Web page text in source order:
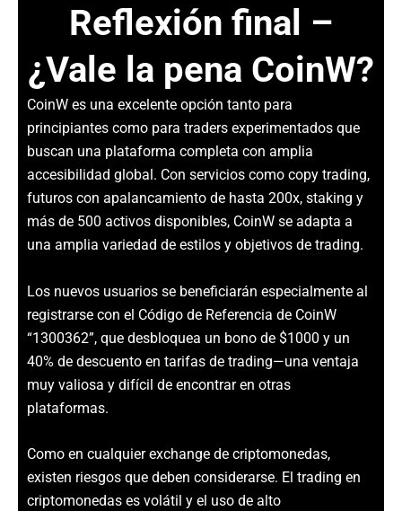
Reflexión final –
¿Vale la pena CoinW?
CoinW es una excelente opción tanto para
principiantes como para traders experimentados que
buscan una plataforma completa con amplia
accesibilidad global. Con servicios como copy trading,
futuros con apalancamiento de hasta 200x, staking y
más de 500 activos disponibles, CoinW se adapta a
una amplia variedad de estilos y objetivos de trading.
Los nuevos usuarios se beneficiarán especialmente al
registrarse con el Código de Referencia de CoinW
“1300362”, que desbloquea un bono de $1000 y un
40% de descuento en tarifas de trading—una ventaja
muy valiosa y difícil de encontrar en otras
plataformas.
Como en cualquier exchange de criptomonedas,
existen riesgos que deben considerarse. El trading en
criptomonedas es volátil y el uso de alto